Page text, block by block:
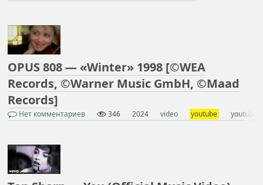
OPUS 808 — «Winter» 1998 [©WEA
Records, ©Warner Music GmbH, ©Maad
Records]
Нет комментариев 346 2024 video youtube youtube